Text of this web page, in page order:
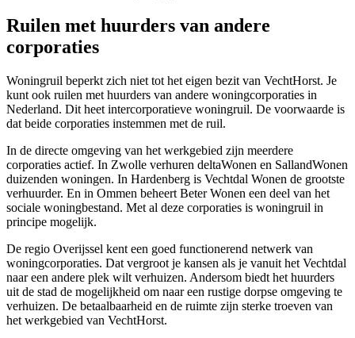
Ruilen met huurders van andere
corporaties
Woningruil beperkt zich niet tot het eigen bezit van VechtHorst. Je
kunt ook ruilen met huurders van andere woningcorporaties in
Nederland. Dit heet intercorporatieve woningruil. De voorwaarde is
dat beide corporaties instemmen met de ruil.
In de directe omgeving van het werkgebied zijn meerdere
corporaties actief. In Zwolle verhuren deltaWonen en SallandWonen
duizenden woningen. In Hardenberg is Vechtdal Wonen de grootste
verhuurder. En in Ommen beheert Beter Wonen een deel van het
sociale woningbestand. Met al deze corporaties is woningruil in
principe mogelijk.
De regio Overijssel kent een goed functionerend netwerk van
woningcorporaties. Dat vergroot je kansen als je vanuit het Vechtdal
naar een andere plek wilt verhuizen. Andersom biedt het huurders
uit de stad de mogelijkheid om naar een rustige dorpse omgeving te
verhuizen. De betaalbaarheid en de ruimte zijn sterke troeven van
het werkgebied van VechtHorst.